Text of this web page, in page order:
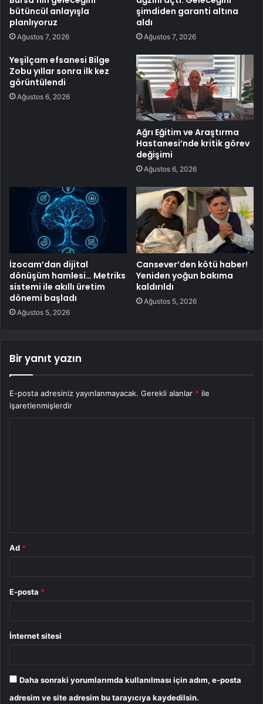
bütüncül anlayışla
planlıyoruz
Ağustos 7, 2026
şimdiden garanti altına
aldı
Ağustos 7, 2026
Yeşilçam efsanesi Bilge
Zobu yıllar sonra ilk kez
görüntülendi
Ağustos 6, 2026
Ağrı Eğitim ve Araştırma
Hastanesi’nde kritik görev
değişimi
Ağustos 6, 2026
İzocam’dan dijital
dönüşüm hamlesi… Metriks
sistemi ile akıllı üretim
dönemi başladı
Ağustos 5, 2026
Cansever’den kötü haber!
Yeniden yoğun bakıma
kaldırıldı
Ağustos 5, 2026
Bir yanıt yazın
E-posta adresiniz yayınlanmayacak. Gerekli alanlar * ile
işaretlenmişlerdir
Ad *
E-posta *
İnternet sitesi
Daha sonraki yorumlarımda kullanılması için adım, e-posta
adresim ve site adresim bu tarayıcıya kaydedilsin.